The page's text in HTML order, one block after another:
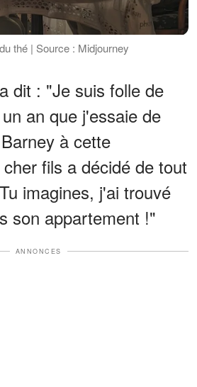
thé | Source : Midjourney
dit : "Je suis folle de
an que j'essaie de
à cette
fils a décidé de tout
imagines, j'ai trouvé
son appartement !"
ANNONCES